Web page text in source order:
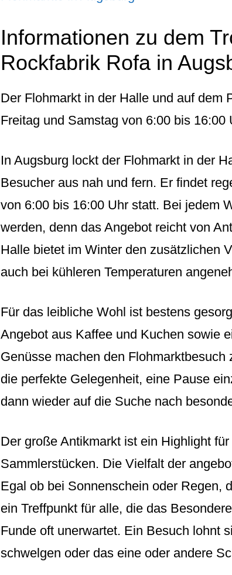
Informationen zu dem
Rockfabrik Rofa in
Der Flohmarkt in der Halle und auf dem
Freitag und Samstag von 6:00 bis 16:00
In Augsburg lockt der Flohmarkt in der
Besucher aus nah und fern. Er findet
von 6:00 bis 16:00 Uhr statt. Bei jedem
werden, denn das Angebot reicht von
Halle bietet im Winter den zusätzlichen
auch bei kühleren Temperaturen
Für das leibliche Wohl ist bestens
Angebot aus Kaffee und Kuchen sowie
Genüsse machen den
die perfekte Gelegenheit, eine Pause
dann wieder auf die Suche nach
Der große Antikmarkt ist ein Highlight
Sammlerstücken. Die Vielfalt der
Egal ob bei Sonnenschein oder Regen,
ein Treffpunkt für alle, die das
Funde oft unerwartet. Ein Besuch lohnt
schwelgen oder das eine oder andere